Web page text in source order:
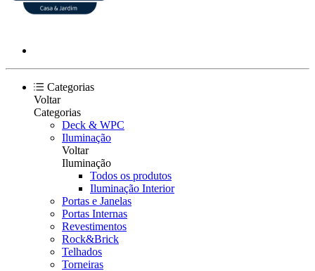
Categorias
Voltar
Categorias
Deck & WPC
Iluminação
Voltar
Iluminação
Todos os produtos
Iluminação Interior
Portas e Janelas
Portas Internas
Revestimentos
Rock&Brick
Telhados
Torneiras